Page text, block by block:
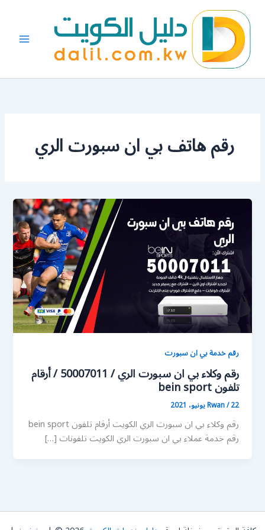
المحتوى
رقم هاتف بي ان سبورت الري
رقم خدمة بي ان سبورت
رقم وكلاء بي ان سبورت الري / 50007011 / أرقام
تلفون bein sport
Rwan/22 يونيو، 2021
رقم وكلاء بي ان سبورت الري الكويت أرقام تلفون bein sport
رقم خدمة عملاء بي ان سبورت الري الكويت تلفونات […]